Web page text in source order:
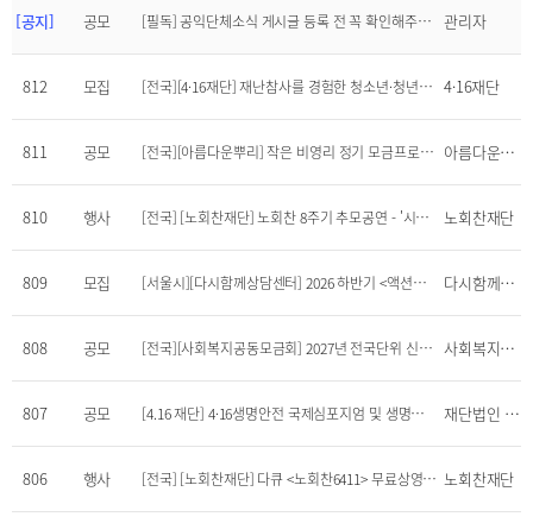
[공지] 공모 [필독] 공익단체소식 게시글 등록 전 꼭 확인해주세요! 관리자
812 모집 [전국][4·16재단] 재난참사를 경험한 청소년·청년의 회복과 성장을 응원하는 '꿈 응원 사업' 멘토 모집 (~8/11) 4·16재단
811 공모 [전국][아름다운뿌리] 작은 비영리 정기 모금프로젝트(~08/24) 아름다운뿌리
810 행사 [전국] [노회찬재단] 노회찬 8주기 추모공연 - '시와 노래가 있는 밤'에 초대합니다 (7/22)) 노회찬재단
809 모집 [서울시][다시함께상담센터] 2026 하반기 <액션시민> 모집!! [성매매 CUT 시민 ACTION] (~7/28) 다시함께상담센터
808 공모 [전국][사회복지공동모금회] 2027년 전국단위 신청사업Ⅰ 공모 (2026. 7. 10. 09:00 ~ 2026. 8. 28. 18:00) 사회복지공동모금회
807 공모 [4.16 재단] 4·16생명안전 국제심포지엄 및 생명안전박람회 명칭공모 안내 (7.13~7.17) 재단법인 4.16 재단
806 행사 [전국] [노회찬재단] 다큐 <노회찬6411> 무료상영회에 초대합니다(7/16) 노회찬재단